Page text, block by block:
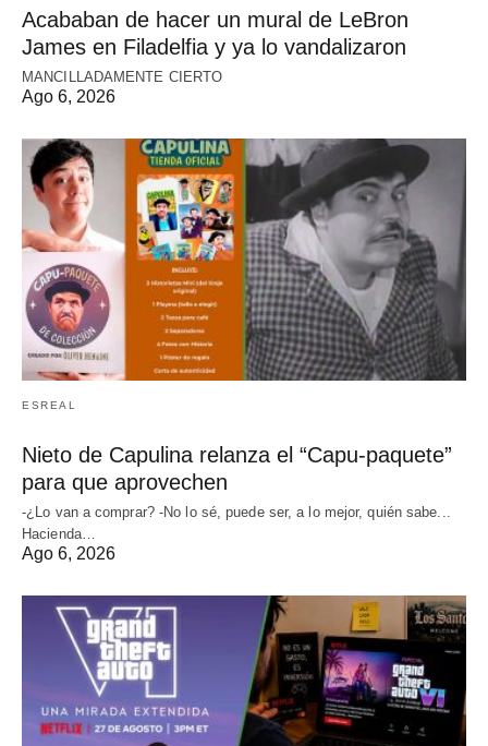
Acababan de hacer un mural de LeBron
James en Filadelfia y ya lo vandalizaron
MANCILLADAMENTE CIERTO
Ago 6, 2026
ESREAL
Nieto de Capulina relanza el “Capu-paquete”
para que aprovechen
-¿Lo van a comprar? -No lo sé, puede ser, a lo mejor, quién sabe...
Hacienda…
Ago 6, 2026